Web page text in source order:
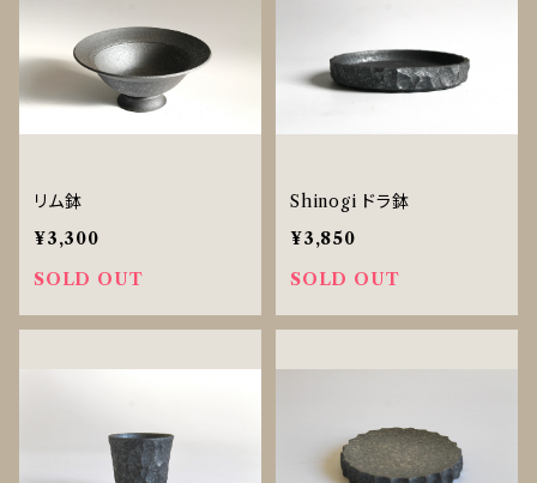
リム鉢
¥3,300
SOLD OUT
Shinogi ドラ鉢
¥3,850
SOLD OUT